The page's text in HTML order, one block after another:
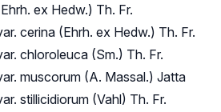
ex Hedw.) Th. Fr.
cerina (Ehrh. ex Hedw.) Th. Fr.
chloroleuca (Sm.) Th. Fr.
muscorum (A. Massal.) Jatta
stillicidiorum (Vahl) Th. Fr.